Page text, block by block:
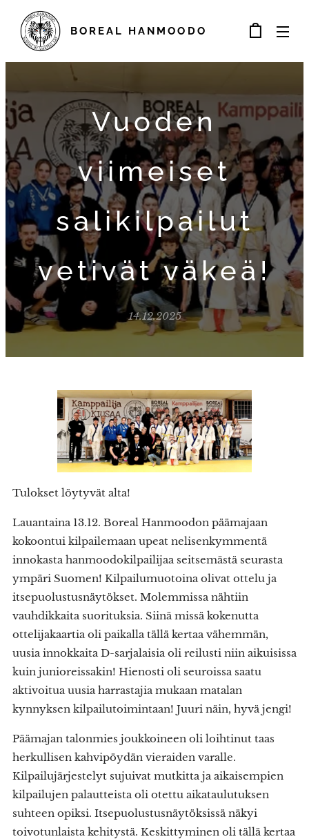
BOREAL HANMOODO
Vuoden
viimeiset
salikilpailut
vetivät väkeä!
14.12.2025
Tulokset löytyvät alta!
Lauantaina 13.12. Boreal Hanmoodon päämajaan
kokoontui kilpailemaan upeat nelisenkymmentä
innokasta hanmoodokilpailijaa seitsemästä seurasta
ympäri Suomen! Kilpailumuotoina olivat ottelu ja
itsepuolustusnäytökset. Molemmissa nähtiin
vauhdikkaita suorituksia. Siinä missä kokenutta
ottelijakaartia oli paikalla tällä kertaa vähemmän,
uusia innokkaita D-sarjalaisia oli reilusti niin aikuisissa
kuin junioreissakin! Hienosti oli seuroissa saatu
aktivoitua uusia harrastajia mukaan matalan
kynnyksen kilpailutoimintaan! Juuri näin, hyvä jengi!
Päämajan talonmies joukkoineen oli loihtinut taas
herkullisen kahvipöydän vieraiden varalle.
Kilpailujärjestelyt sujuivat mutkitta ja aikaisempien
kilpailujen palautteista oli otettu aikataulutuksen
suhteen opiksi. Itsepuolustusnäytöksissä näkyi
toivotunlaista kehitystä. Keskittyminen oli tällä kertaa